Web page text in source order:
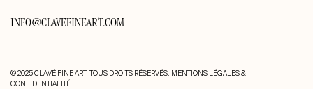
INFO@CLAVEFINEART.COM
© 2025 CLAVÉ FINE ART. TOUS DROITS RÉSERVÉS. MENTIONS LÉGALES &
CONFIDENTIALITÉ